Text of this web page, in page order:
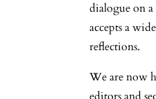
dialogue on
accepts a
reflections.
We are now